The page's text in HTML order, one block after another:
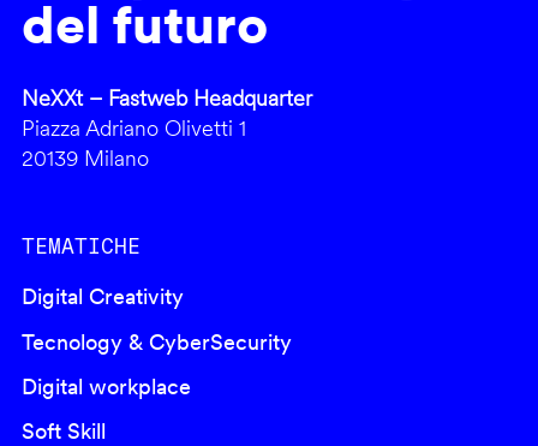
del futuro
NeXXt – Fastweb Headquarter
Piazza Adriano Olivetti 1
20139 Milano
TEMATICHE
Digital Creativity
Tecnology & CyberSecurity
Digital workplace
Soft Skill